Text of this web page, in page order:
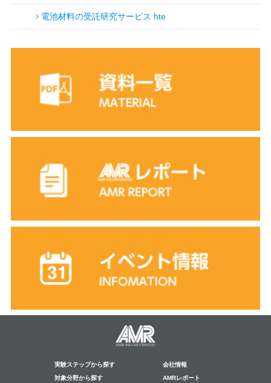
電池材料の受託研究サービス hte
実験ステップから探す
対象分野から探す
会社情報
AMRレポート